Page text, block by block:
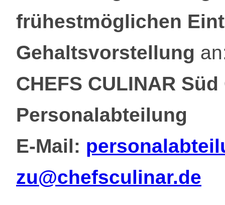
frühestmöglichen
Gehaltsvorstellung
CHEFS CULINAR
Personalabteilung
E-Mail:
zu@chefsculinar.de